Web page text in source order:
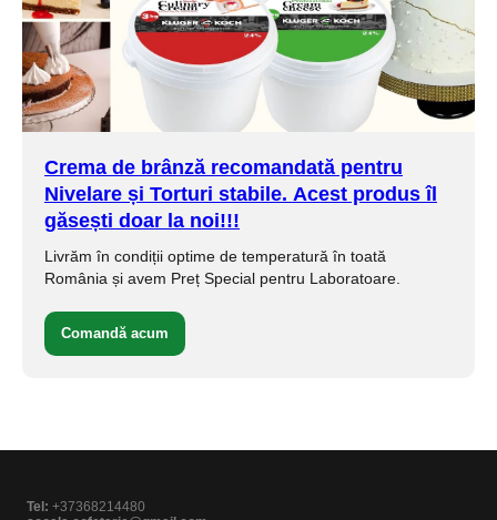
Crema de brânză recomandată pentru
Nivelare și Torturi stabile. Acest produs îl
găsești doar la noi!!!
Livrăm în condiții optime de temperatură în toată
România și avem Preț Special pentru Laboratoare.
Comandă acum
Tel: +37368214480